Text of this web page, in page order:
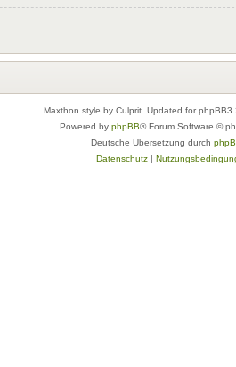
Maxthon style by Culprit. Updated for
Powered by phpBB® Forum Software ©
Deutsche Übersetzung durch
Datenschutz|